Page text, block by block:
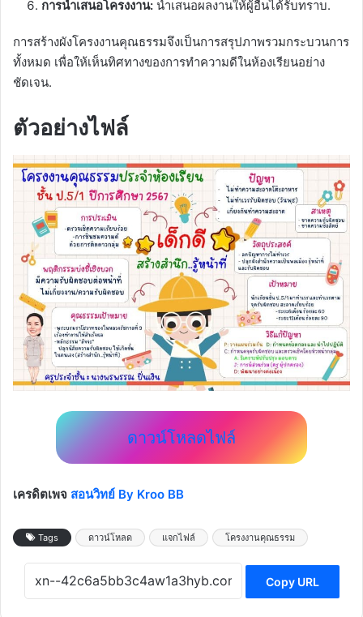
การนำเสนอโครงงาน: นำเสนอผลงานให้ผู้อื่นได้รับทราบ.
การสร้างผังโครงงานคุณธรรมจึงเป็นการสรุปภาพรวมกระบวนการ
ทั้งหมด เพื่อให้เห็นทิศทางของการทำความดีในห้องเรียนอย่าง
ชัดเจน.
ตัวอย่างไฟล์
ดาวน์โหลดไฟล์
เครดิตเพจ สอนวิทย์ By Kroo BB
Tags ดาวน์โหลด แจกไฟล์ โครงงานคุณธรรม
Copy URL